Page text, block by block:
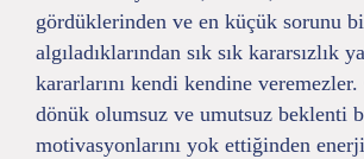
gördüklerinden ve en küçük sorunu
algıladıklarından sık sık kararsızlık
kararlarını kendi kendine veremezler.
dönük olumsuz ve umutsuz beklenti
motivasyonlarını yok ettiğinden